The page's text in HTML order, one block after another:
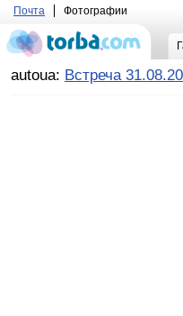
Почта Фотографии
autoua: Встреча